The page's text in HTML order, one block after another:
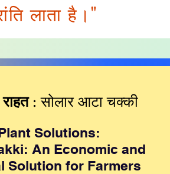
लाता है।"
: सोलार आटा चक्की
Solutions:
An Economic and
Solution for Farmers